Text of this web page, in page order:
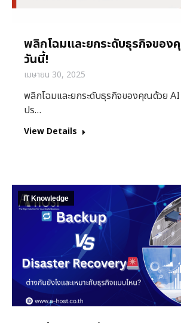
พลิกโฉมและยกระดับธุรกิจขอ
วันนี้!
เมษายน 30, 2025
พลิกโฉมและยกระดับธุรกิจของคุณด้วย AI
ปร…
View Details
IT Knowledge